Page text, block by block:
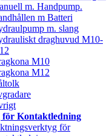
m. Handpump.
m Batteri
m. slang
draghuvud M10-
M10
M12
för Kontaktledning
för